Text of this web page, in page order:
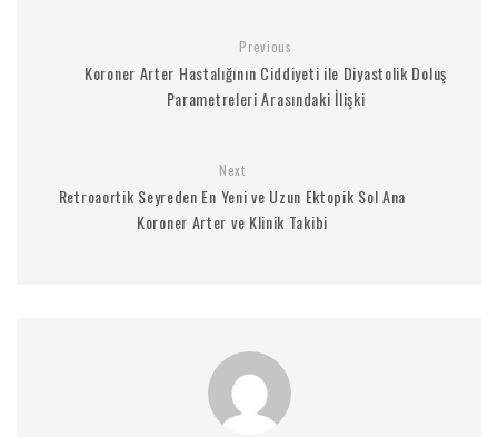
Previous
Koroner Arter Hastalığının Ciddiyeti ile Diyastolik Doluş
Parametreleri Arasındaki İlişki
Next
Retroaortik Seyreden En Yeni ve Uzun Ektopik Sol Ana
Koroner Arter ve Klinik Takibi